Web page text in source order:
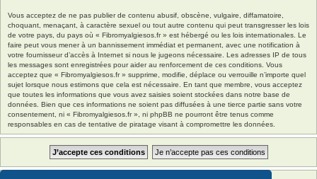
Vous acceptez de ne pas publier de contenu abusif, obscène, vulgaire, diffamatoire,
choquant, menaçant, à caractère sexuel ou tout autre contenu qui peut transgresser les lois
de votre pays, du pays où « Fibromyalgiesos.fr » est hébergé ou les lois internationales. Le
faire peut vous mener à un bannissement immédiat et permanent, avec une notification à
votre fournisseur d’accès à Internet si nous le jugeons nécessaire. Les adresses IP de tous
les messages sont enregistrées pour aider au renforcement de ces conditions. Vous
acceptez que « Fibromyalgiesos.fr » supprime, modifie, déplace ou verrouille n’importe quel
sujet lorsque nous estimons que cela est nécessaire. En tant que membre, vous acceptez
que toutes les informations que vous avez saisies soient stockées dans notre base de
données. Bien que ces informations ne soient pas diffusées à une tierce partie sans votre
consentement, ni « Fibromyalgiesos.fr », ni phpBB ne pourront être tenus comme
responsables en cas de tentative de piratage visant à compromettre les données.